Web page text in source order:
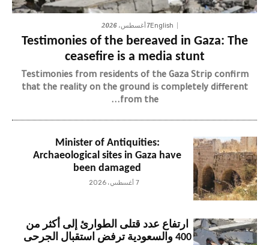
English7 أغسطس، 2026
Testimonies of the bereaved in Gaza: The
ceasefire is a media stunt
Testimonies from residents of the Gaza Strip confirm
that the reality on the ground is completely different
from the...
Minister of Antiquities:
Archaeological sites in Gaza have
been damaged
7 أغسطس، 2026
ارتفاع عدد قتلى الطوارئ إلى أكثر من
400 والسعودية ترفض استقبال الجرحى